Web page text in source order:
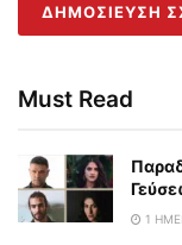
Must Read
1